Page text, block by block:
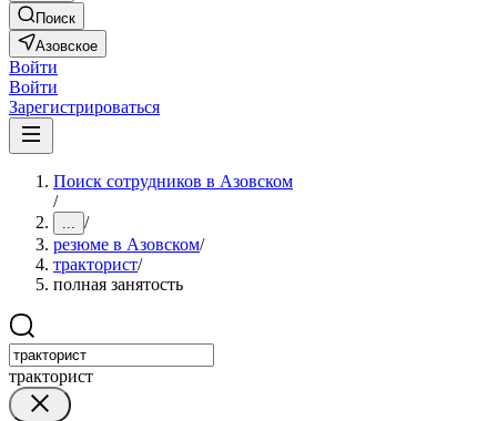
Поиск
Азовское
Войти
Войти
Зарегистрироваться
Поиск сотрудников в Азовском
/
... /
резюме в Азовском/
тракторист/
полная занятость
тракторист